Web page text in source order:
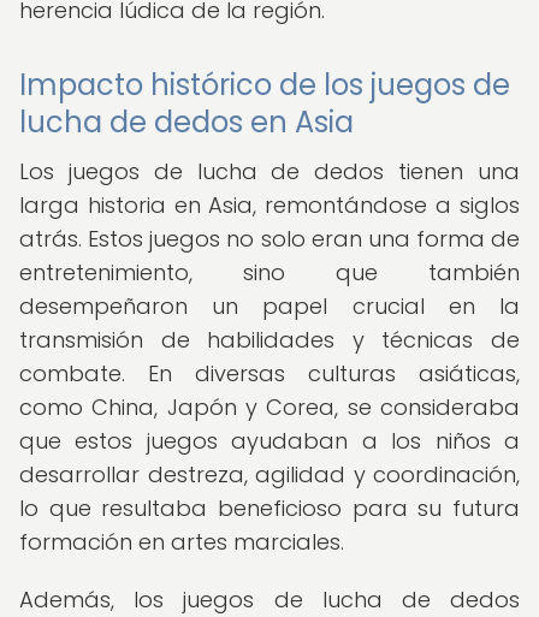
herencia lúdica de la región.
Impacto histórico de los juegos de
lucha de dedos en Asia
Los juegos de lucha de dedos tienen una
larga historia en Asia, remontándose a siglos
atrás. Estos juegos no solo eran una forma de
entretenimiento, sino que también
desempeñaron un papel crucial en la
transmisión de habilidades y técnicas de
combate. En diversas culturas asiáticas,
como China, Japón y Corea, se consideraba
que estos juegos ayudaban a los niños a
desarrollar destreza, agilidad y coordinación,
lo que resultaba beneficioso para su futura
formación en artes marciales.
Además, los juegos de lucha de dedos